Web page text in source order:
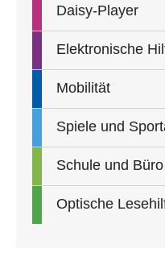
Daisy-Player
Elektronische
Mobilität
Spiele und
Schule und Büro
Optische